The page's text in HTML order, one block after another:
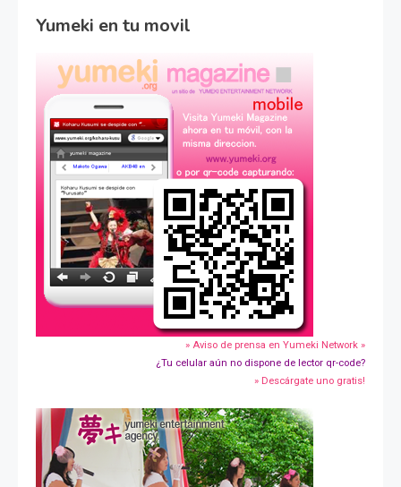
Yumeki en tu movil
» Aviso de prensa en Yumeki Network »
¿Tu celular aún no dispone de lector qr-code?
» Descárgate uno gratis!